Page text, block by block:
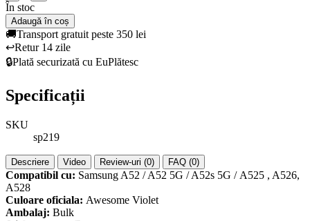
În stoc
Adaugă în coș
🚚Transport gratuit peste 350 lei
↩️Retur 14 zile
🔒Plată securizată cu EuPlătesc
Specificații
SKU
sp219
Descriere Video Review-uri (0) FAQ (0)
Compatibil cu: Samsung A52 / A52 5G / A52s 5G / A525 , A526,
A528
Culoare oficiala: Awesome Violet
Ambalaj: Bulk